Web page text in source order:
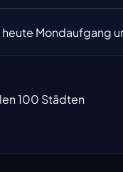
heute Mondaufgang
100 Städten